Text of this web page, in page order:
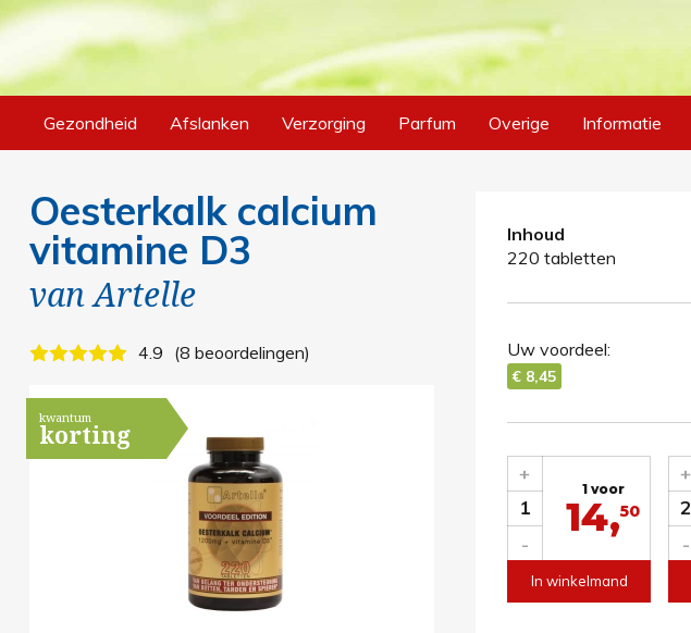
Gezondheid Afslanken Verzorging Parfum Overige Informatie
Oesterkalk calcium
vitamine D3
vanArtelle
4.9 8 beoordelingen
kwantum
korting
Inhoud
220 tabletten
Uw voordeel:
€ 8,45
1
-
+
1 voor
14,50
In winkelmand
2
-
+